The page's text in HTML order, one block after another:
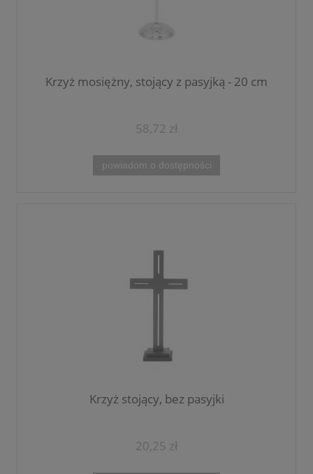
Krzyż mosiężny, stojący z pasyjką - 20 cm
58,72 zł
powiadom o dostępności
Krzyż stojący, bez pasyjki
20,25 zł